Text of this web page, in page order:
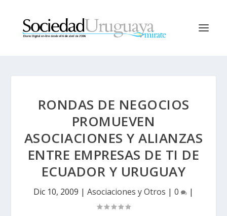
RONDAS DE NEGOCIOS
PROMUEVEN
ASOCIACIONES Y ALIANZAS
ENTRE EMPRESAS DE TI DE
ECUADOR Y URUGUAY
Dic 10, 2009 | Asociaciones y Otros | 0 |